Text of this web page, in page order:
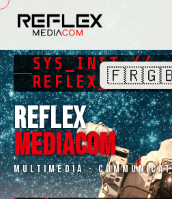
SYS_INIT //
REFLEX
MEDIACOM
Multimédia ·
🇫🇷